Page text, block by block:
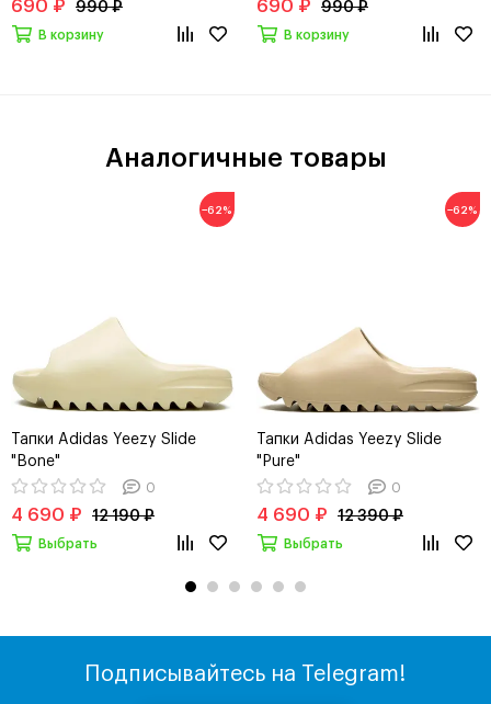
990 ₽
В корзину
990 ₽
В корзину
Аналогичные товары
−62%
Тапки Adidas Yeezy Slide
"Bone"
0
4 690 ₽ 12 190 ₽
Выбрать
−62%
Тапки Adidas Yeezy Slide
"Pure"
0
4 690 ₽ 12 390 ₽
Выбрать
Подписывайтесь на Telegram!